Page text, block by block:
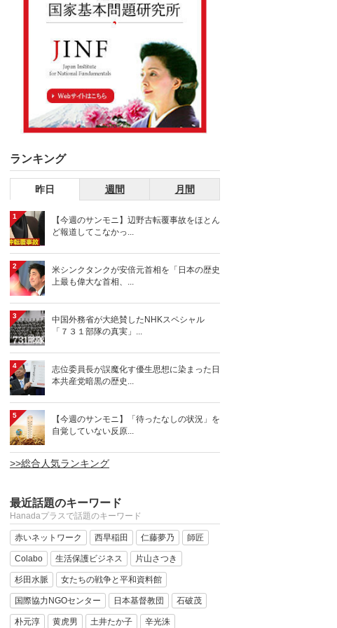
ランキング
昨日 週間 月間
1
【今週のサンモニ】辺野古転覆事故をほとん
ど報道してこなかっ...
2
米シンクタンクが安倍元首相を「日本の歴史
上最も偉大な首相、...
3
中国外務省が大絶賛したNHKスペシャル
「７３１部隊の真実」...
4
志位委員長が誤魔化す優生思想に染まった日
本共産党暗黒の歴史...
5
【今週のサンモニ】「待ったなしの状況」を
自覚していない反原...
>>総合人気ランキング
最近話題のキーワード
Hanadaプラスで話題のキーワード
赤いネットワーク 西早稲田 仁藤夢乃 師匠
Colabo 生活保護ビジネス 片山さつき
杉田水脈 女たちの戦争と平和資料館
国際協力NGOセンター 日本基督教団 石破茂
朴元淳 黄虎男 土井たか子 辛光洙